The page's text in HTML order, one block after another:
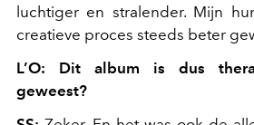
luchtiger en stralender. Mijn
creatieve proces steeds beter
L’O: Dit album is dus
geweest?